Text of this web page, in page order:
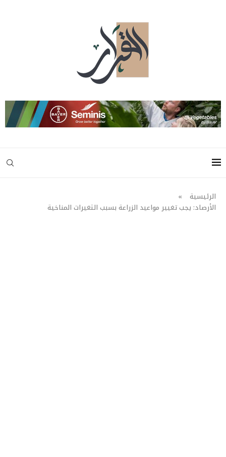
الرئيسية
»
الأرصاد: يجب تغيير مواعيد الزراعة بسبب التغيرات المناخية